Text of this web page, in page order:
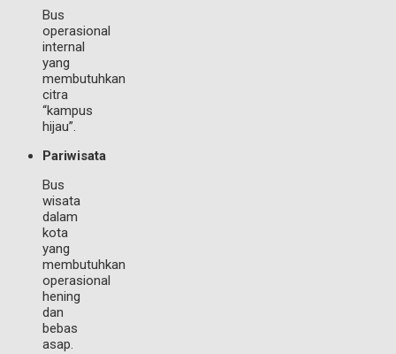
Bus
operasional
internal
yang
membutuhkan
citra
“kampus
hijau”.
Pariwisata
Bus
wisata
dalam
kota
yang
membutuhkan
operasional
hening
dan
bebas
asap.